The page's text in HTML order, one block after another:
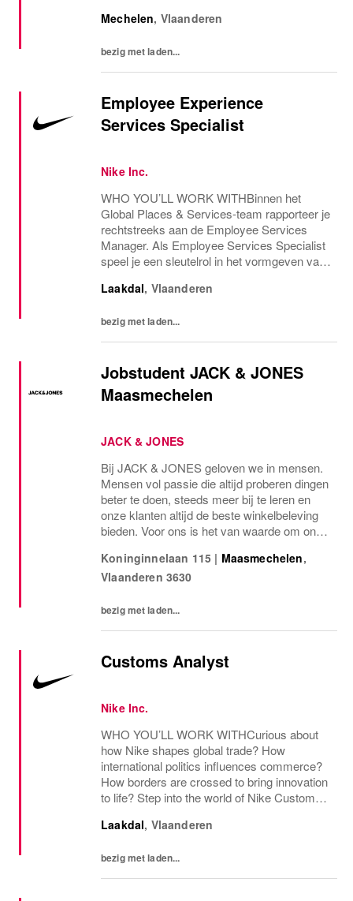
Mechelen, Vlaanderen
bezig met laden...
Employee Experience
Services Specialist
Nike Inc.
WHO YOU’LL WORK WITHBinnen het
Global Places & Services-team rapporteer je
rechtstreeks aan de Employee Services
Manager. Als Employee Services Specialist
speel je een sleutelrol in het vormgeven van
campus. Je werkt nauw samen met externe
Laakdal, Vlaanderen
bezig met laden...
Jobstudent JACK & JONES
Maasmechelen
JACK & JONES
Bij JACK & JONES geloven we in mensen.
Mensen vol passie die altijd proberen dingen
beter te doen, steeds meer bij te leren en
onze klanten altijd de beste winkelbeleving
bieden. Voor ons is het van waarde om onze
inspirerende werkomgeving, waarin goede
sfeer,...
Koninginnelaan 115 | Maasmechelen,
Vlaanderen 3630
bezig met laden...
Customs Analyst
Nike Inc.
WHO YOU’LL WORK WITHCurious about
how Nike shapes global trade? How
international politics influences commerce?
How borders are crossed to bring innovation
to life? Step into the world of Nike Customs -
the Customs and Trade team at Nike's
Laakdal, Vlaanderen
bezig met laden...